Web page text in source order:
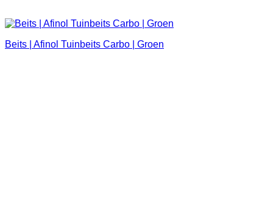
Beits | Afinol Tuinbeits Carbo | Groen